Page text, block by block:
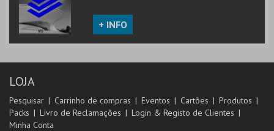
+ INFO
LOJA
Pesquisar Carrinho de compras Eventos Cartões
Produtos
Packs
Livro de Reclamações
Login & Registo de Clientes
Minha Conta